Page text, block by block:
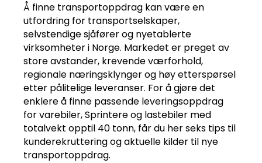
Å finne transportoppdrag kan være en
utfordring for transportselskaper,
selvstendige sjåfører og nyetablerte
virksomheter i Norge. Markedet er preget av
store avstander, krevende værforhold,
regionale næringsklynger og høy etterspørsel
etter pålitelige leveranser. For å gjøre det
enklere å finne passende leveringsoppdrag
for varebiler, Sprintere og lastebiler med
totalvekt opptil 40 tonn, får du her seks tips til
kunderekruttering og aktuelle kilder til nye
transportoppdrag.